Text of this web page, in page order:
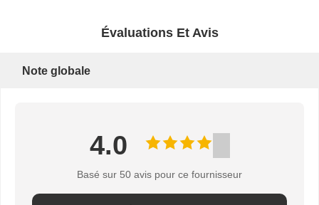
Évaluations Et Avis
Note globale
4.0
Basé sur 50 avis pour ce fournisseur